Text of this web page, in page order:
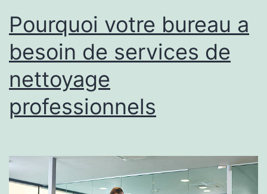
Pourquoi votre bureau a
besoin de services de
nettoyage
professionnels